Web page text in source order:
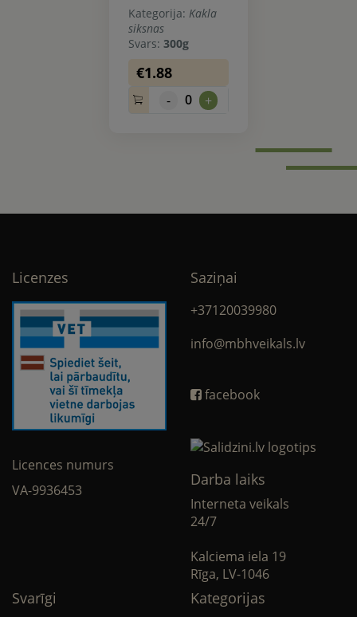
Kategorija: Kakla
siksnas
Svars: 300g
€1.88
- 0 +
Licenzes
Licences numurs
VA-9936453
Saziņai
+37120039980
info@mbhveikals.lv
facebook
Darba laiks
Interneta veikals
24/7
Kalciema iela 19
Rīga, LV-1046
Svarīgi Kategorijas